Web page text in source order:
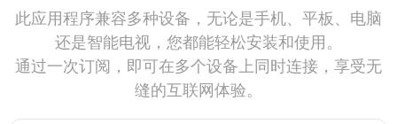
此应用程序兼容多种设备，无论是手机、平板、电脑
还是智能电视，您都能轻松安装和使用。
通过一次订阅，即可在多个设备上同时连接，享受无
缝的互联网体验。